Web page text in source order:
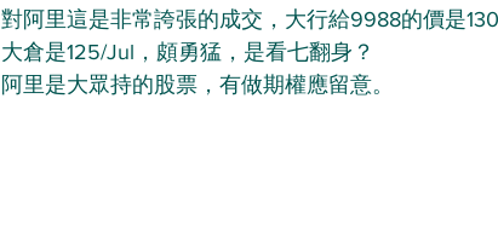
對阿里這是非常誇張的成交，大行給9988的價是130
大倉是125/Jul，頗勇猛，是看七翻身？
阿里是大眾持的股票，有做期權應留意。